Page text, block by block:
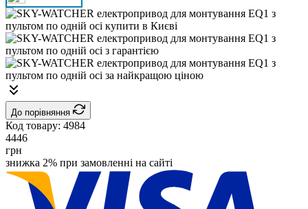
До порівняння
Код товару: 4984
4446
грн
знижка 2% при замовленні на сайті